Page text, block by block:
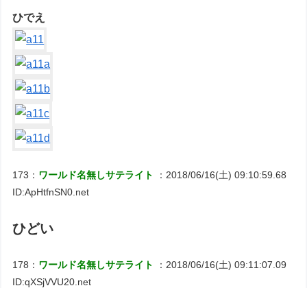
ひでえ
173： ワールド名無しサテライト
：2018/06/16(土) 09:10:59.68
ID:ApHtfnSN0.net
ひどい
178： ワールド名無しサテライト
：2018/06/16(土) 09:11:07.09
ID:qXSjVVU20.net